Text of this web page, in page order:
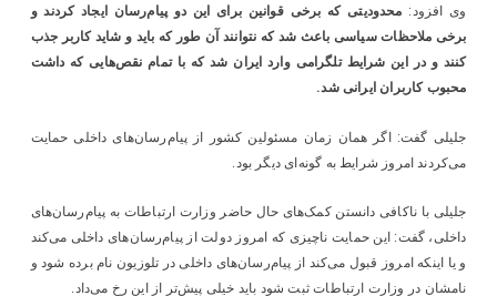
وی افزود: محدودیتی که برخی قوانین برای این دو پیام‌رسان ایجاد کردند و
برخی ملاحظات سیاسی باعث شد که نتوانند آن طور که باید و شاید کاربر جذب
کنند و در این شرایط تلگرامی وارد ایران شد که با تمام نقص‌هایی که داشت
محبوب کاربران ایرانی شد.
جلیلی گفت: اگر همان زمان مسئولین کشور از پیام‌رسان‌های داخلی حمایت
می‌کردند امروز شرایط به گونه‌ای دیگر بود.
جلیلی با ناکافی دانستن کمک‌های حال حاضر وزارت ارتباطات به پیام‌رسان‌های
داخلی، گفت: این حمایت ناچیزی که امروز دولت از پیام‌رسان‌های داخلی می‌کند
و یا اینکه امروز قبول می‌کند از پیام‌رسان‌های داخلی در تلوزیون نام برده شود و
نامشان در وزارت ارتباطات ثبت شود باید خیلی پیش‌تر از این رخ می‌داد.